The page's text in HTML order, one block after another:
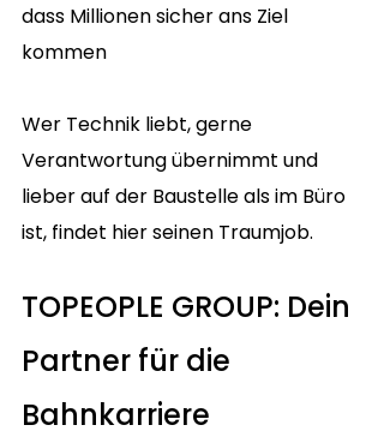
dass Millionen sicher ans Ziel
kommen
Wer Technik liebt, gerne
Verantwortung übernimmt und
lieber auf der Baustelle als im Büro
ist, findet hier seinen Traumjob.
TOPEOPLE GROUP: Dein
Partner für die
Bahnkarriere